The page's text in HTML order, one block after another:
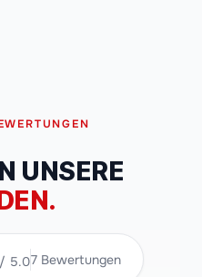
UNSERE
/ 5.07 Bewertungen